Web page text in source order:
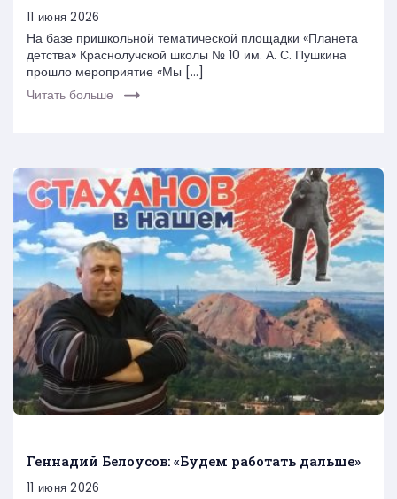
11 июня 2026
На базе пришкольной тематической площадки «Планета
детства» Краснолучской школы № 10 им. А. С. Пушкина
прошло мероприятие «Мы […]
Читать больше
Геннадий Белоусов: «Будем работать дальше»
11 июня 2026